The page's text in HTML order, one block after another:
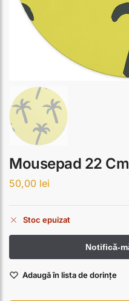
Mousepad 22 Cm
50,00 lei
Stoc epuizat
Adaugă în lista de dorințe